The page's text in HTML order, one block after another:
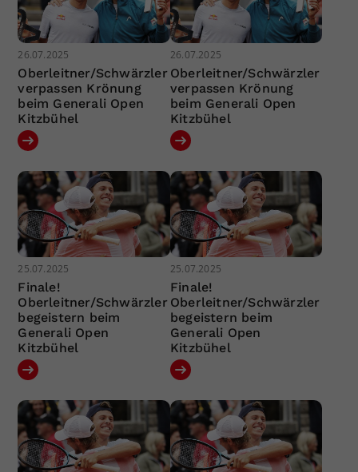
26.07.2025
Oberleitner/Schwärzler
verpassen Krönung
beim Generali Open
Kitzbühel
26.07.2025
Oberleitner/Schwärzler
verpassen Krönung
beim Generali Open
Kitzbühel
25.07.2025
Finale!
Oberleitner/Schwärzler
begeistern beim
Generali Open
Kitzbühel
25.07.2025
Finale!
Oberleitner/Schwärzler
begeistern beim
Generali Open
Kitzbühel